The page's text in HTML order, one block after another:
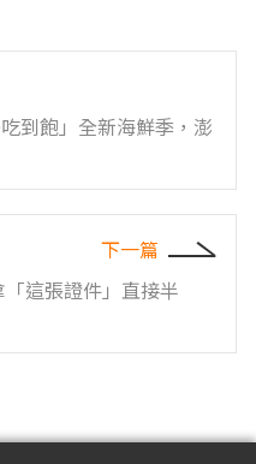
到飽」全新海鮮季，澎
下一篇
這張證件」直接半